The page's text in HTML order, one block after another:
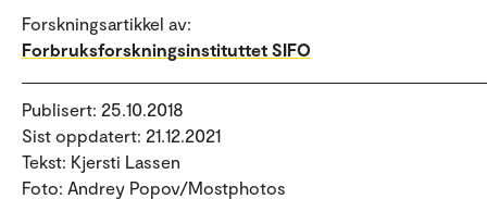
Forskningsartikkel av:
Forbruksforskningsinstituttet SIFO
Publisert: 25.10.2018
Sist oppdatert: 21.12.2021
Tekst: Kjersti Lassen
Foto: Andrey Popov/Mostphotos